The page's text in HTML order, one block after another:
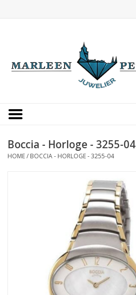
Occasions
Merken
Cadeaukaarten
Boccia - Horloge - 3255-04
HOME/ BOCCIA - HORLOGE - 3255-04